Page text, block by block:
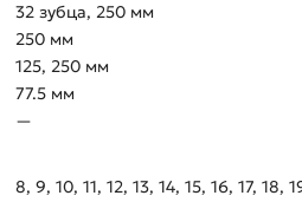
32 зубца, 250 мм
250 мм
125, 250 мм
77.5 мм
—
8, 9, 10, 11, 12, 13, 14, 15, 16, 17, 18,